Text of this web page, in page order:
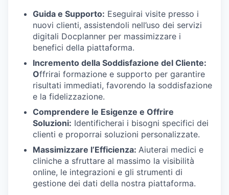
Guida e Supporto: Eseguirai visite presso i
nuovi clienti, assistendoli nell’uso dei servizi
digitali Docplanner per massimizzare i
benefici della piattaforma.
Incremento della Soddisfazione del Cliente:
Offrirai formazione e supporto per garantire
risultati immediati, favorendo la soddisfazione
e la fidelizzazione.
Comprendere le Esigenze e Offrire
Soluzioni: Identificherai i bisogni specifici dei
clienti e proporrai soluzioni personalizzate.
Massimizzare l’Efficienza: Aiuterai medici e
cliniche a sfruttare al massimo la visibilità
online, le integrazioni e gli strumenti di
gestione dei dati della nostra piattaforma.